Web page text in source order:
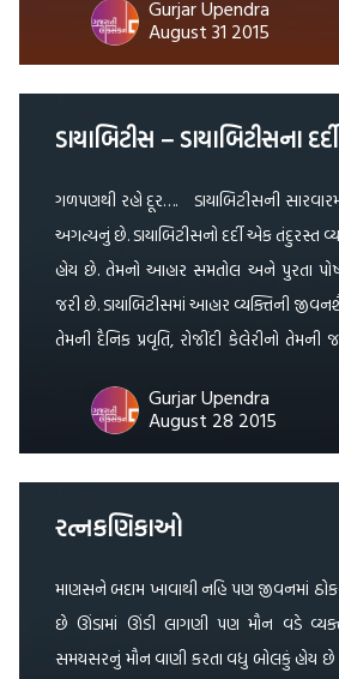
Gurjar Upendra
August 31 2015
ગળપણથી રહો દૂર…. ડાયાબિટીસની
અગત્યનું છે. ડાયાબિટીસનો દર્દી એક તંદુરસ્ત
હોય છે. તેમનો આહાર સમતોલ અને પુરતા
જરી છે. ડાયાબિટીસમાં આહાર વ્યક્તિની
તેમની દૈનિક પ્રવૃતિ, રોજીંદી કેલેરીનો તેમની
Gurjar Upendra
August 28 2015
રત્નકણિકાઓ
માણસને બદામ ખાવાથી નહિ પણ જીવનમાં
છે ઊંડામાં ઊંડી લાગણી પણ મૌન વડે
સમયસરનું મૌન વાણી કરતા વધુ બોલકું હોય